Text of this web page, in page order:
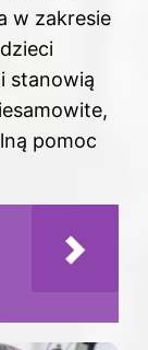
w zakresie
stanowią
pomoc